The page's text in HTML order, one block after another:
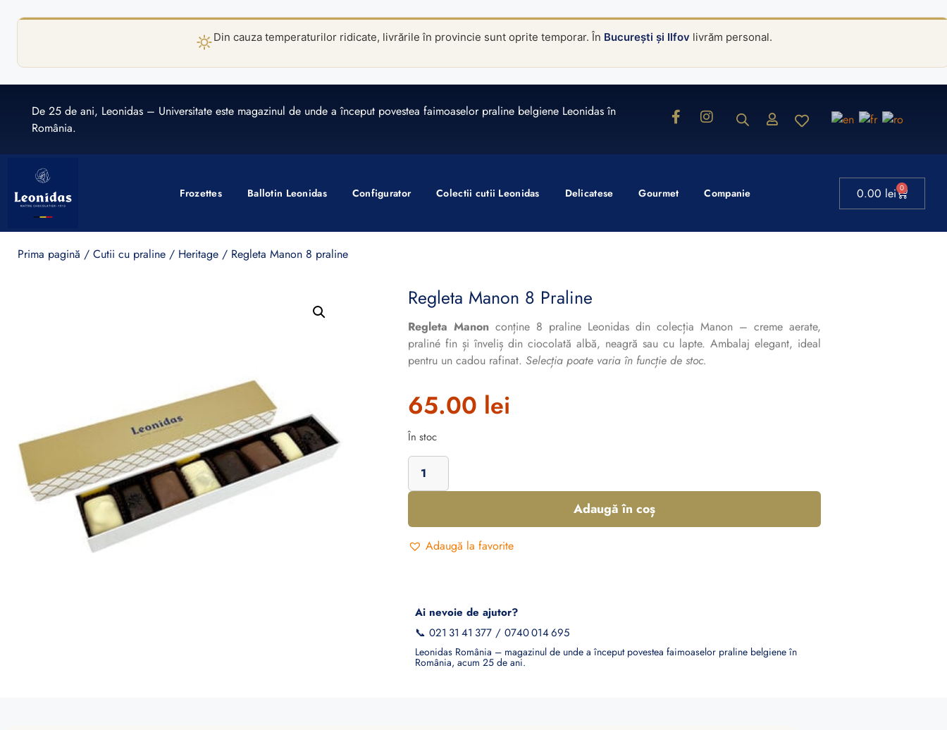
Din cauza temperaturilor ridicate, livrările în provincie sunt oprite temporar. În București și Ilfov livrăm personal.
De 25 de ani, Leonidas – Universitate este magazinul de unde a început povestea faimoaselor praline belgiene Leonidas în
România.
Frozettes Ballotin Leonidas Configurator Colectii cutii Leonidas Delicatese Gourmet Companie 0.00 lei 0
Prima pagină / Cutii cu praline / Heritage / Regleta Manon 8 praline
Regleta Manon 8 Praline
Regleta Manonconține 8 praline Leonidas din colecția Manon – creme aerate,
praliné fin și înveliș din ciocolată albă, neagră sau cu lapte. Ambalaj elegant, ideal
pentru un cadou rafinat. Selecția poate varia în funcție de stoc.
65.00 lei
În stoc
Adaugă în coș
Adaugă la favorite
Ai nevoie de ajutor?
📞 021 31 41 377/ 0740 014 695
Leonidas România – magazinul de unde a început povestea faimoaselor praline belgiene în
România, acum 25 de ani.